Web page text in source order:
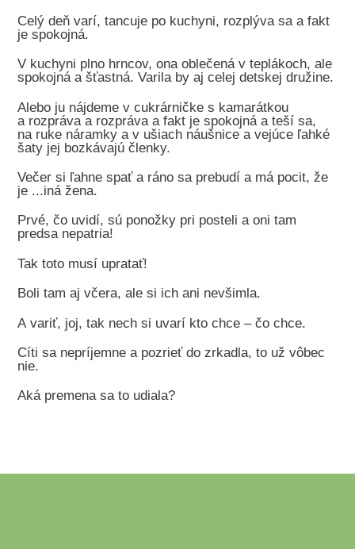
Celý deň varí, tancuje po kuchyni, rozplýva sa a fakt
je spokojná.
V kuchyni plno hrncov, ona oblečená v teplákoch, ale
spokojná a šťastná. Varila by aj celej detskej družine.
Alebo ju nájdeme v cukrárničke s kamarátkou
a rozpráva a rozpráva a fakt je spokojná a teší sa,
na ruke náramky a v ušiach náušnice a vejúce ľahké
šaty jej bozkávajú členky.
Večer si ľahne spať a ráno sa prebudí a má pocit, že
je ...iná žena.
Prvé, čo uvidí, sú ponožky pri posteli a oni tam
predsa nepatria!
Tak toto musí upratať!
Boli tam aj včera, ale si ich ani nevšimla.
A variť, joj, tak nech si uvarí kto chce – čo chce.
Cíti sa nepríjemne a pozrieť do zrkadla, to už vôbec
nie.
Aká premena sa to udiala?